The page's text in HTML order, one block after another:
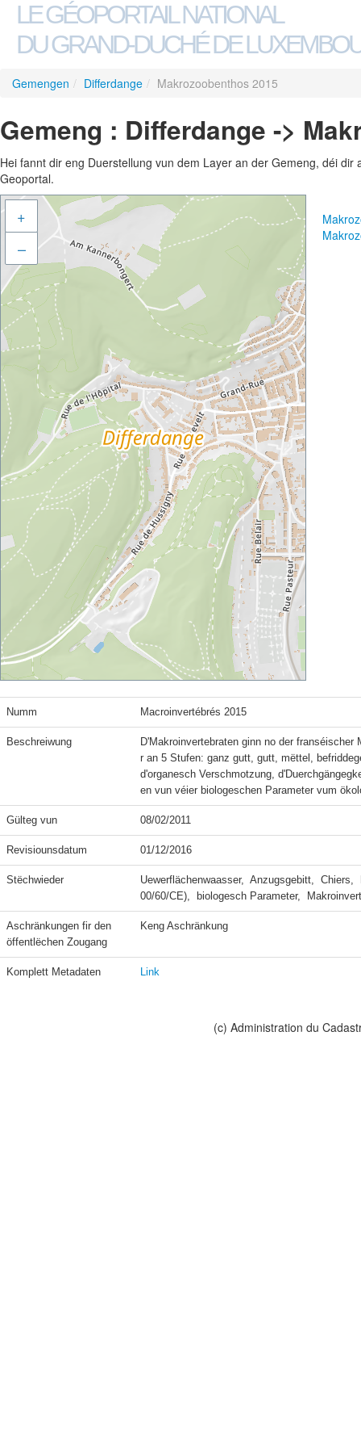
LE GÉOPORTAIL NATIONAL
DU GRAND-DUCHÉ DE
Gemengen / Differdange / Makrozoobenthos 2015
Gemeng : Differdange ->
Hei fannt dir eng Duerstellung vun dem Layer an der Gemeng, déi
Geoportal.
+
–
Numm Macroinvertébrés 2015
Beschreiwung
D'Makroinvertebraten ginn no der
r an 5 Stufen: ganz gutt, gutt, mëttel,
d'organesch Verschmotzung,
en vun véier biologeschen Parameter vum
Gülteg vun 08/02/2011
Revisiounsdatum 01/12/2016
Stëchwieder
Uewerflächenwaasser,  Anzugsgebitt,
00/60/CE),  biologesch Parameter,
Aschränkungen fir den
öffentlëchen Zougang
Keng Aschränkung
Komplett Metadaten Link
(c) Administration du